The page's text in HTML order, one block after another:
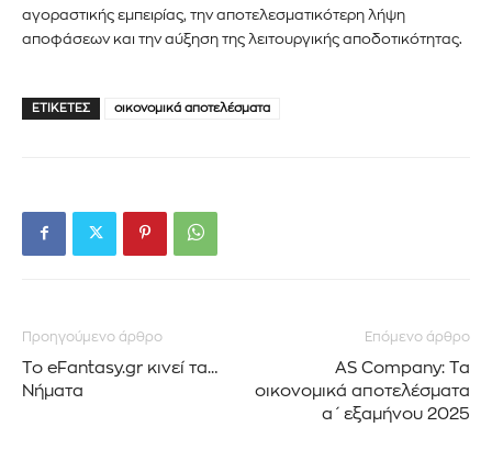
ενημερωθείτε πρώτοι για τα νέα
προϊόντα και τις εξελίξεις της
στον ιστότοπό μας ή κάντε κλικ στο κουμπί εγγραφής
παρακάτω. Μην ανησυχείτε, σεβόμαστε την ιδιωτικότητά σας
και δεν θα σας στείλουμε ανεπιθύμητα μηνύματα. Οι
αγοραστικής εμπειρίας, την αποτελεσματικότερη λήψη
αποφάσεων και την αύξηση της λειτουργικής αποδοτικότητας.
ΕΤΙΚΈΤΕΣ οικονομικά αποτελέσματα
Προηγούμενο άρθρο
Το eFantasy.gr κινεί τα…
Νήματα
Επόμενο άρθρο
AS Company: Τα
οικονομικά αποτελέσματα
α΄ εξαμήνου 2025